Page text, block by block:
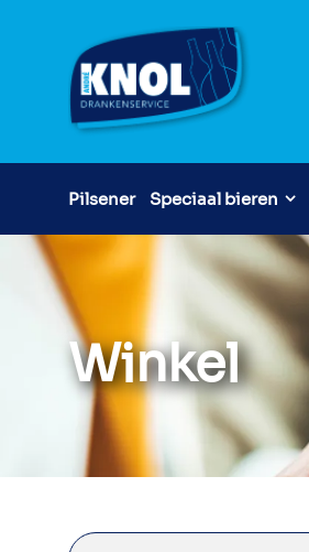
Pilsener Speciaal bieren
Winkel